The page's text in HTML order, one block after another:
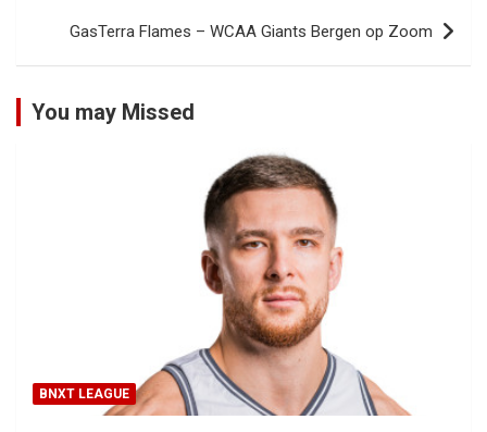
GasTerra Flames – WCAA Giants Bergen op Zoom
You may Missed
BNXT LEAGUE